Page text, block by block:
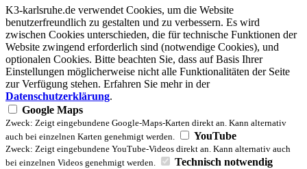
K3-karlsruhe.de verwendet Cookies, um die Website
benutzerfreundlich zu gestalten und zu verbessern. Es wird
zwischen Cookies unterschieden, die für technische Funktionen der
Website zwingend erforderlich sind (notwendige Cookies), und
optionalen Cookies. Bitte beachten Sie, dass auf Basis Ihrer
Einstellungen möglicherweise nicht alle Funktionalitäten der Seite
zur Verfügung stehen. Erfahren Sie mehr in der
Datenschutzerklärung.
Google Maps
Zweck: Zeigt eingebundene Google-Maps-Karten direkt an. Kann alternativ
auch bei einzelnen Karten genehmigt werden.
YouTube
Zweck: Zeigt eingebundene YouTube-Videos direkt an. Kann alternativ auch
bei einzelnen Videos genehmigt werden.
Technisch notwendig